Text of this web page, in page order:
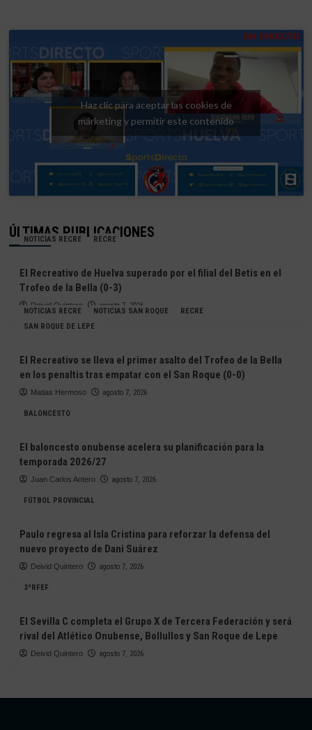
Haz clic para aceptar las cookies de
márketing y permitir este contenido
ÚLTIMAS PUBLICACIONES
NOTICIAS RECRE RECRE
El Recreativo de Huelva superado por el filial del Betis en el
Trofeo de la Bella (0-3)
Deivid Quintero agosto 7, 2026
NOTICIAS RECRE NOTICIAS SAN ROQUE
RECRE
SAN ROQUE DE LEPE
El Recreativo se lleva el primer asalto del Trofeo de la Bella
en los penaltis tras empatar con el San Roque (0-0)
Matias Hermoso agosto 7, 2026
BALONCESTO
El baloncesto onubense acelera su planificación para la
temporada 2026/27
Juan Carlos Antero agosto 7, 2026
FÚTBOL PROVINCIAL
Paulo regresa al Isla Cristina para reforzar la defensa del
nuevo proyecto de Dani Suárez
Deivid Quintero agosto 7, 2026
3ªRFEF
El Sevilla C completa el Grupo X de Tercera Federación y será
rival del Atlético Onubense, Bollullos y San Roque de Lepe
Deivid Quintero agosto 7, 2026